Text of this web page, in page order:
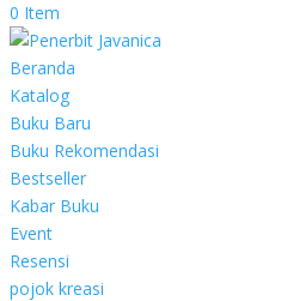
0 Item
Beranda
Katalog
Buku Baru
Buku Rekomendasi
Bestseller
Kabar Buku
Event
Resensi
pojok kreasi